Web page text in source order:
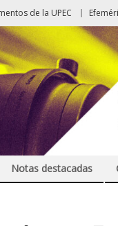
de la UPEC
Notas destacadas